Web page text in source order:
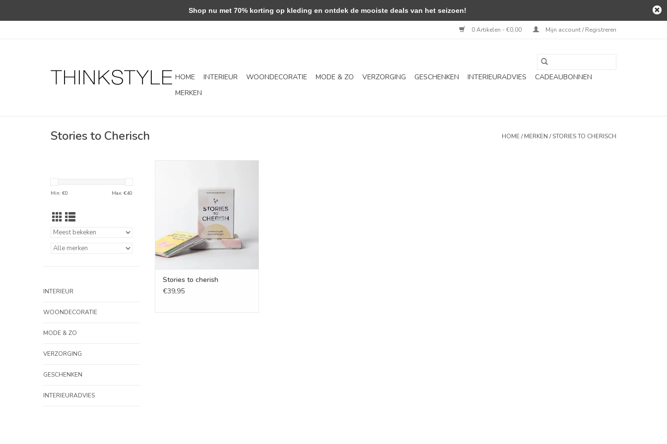
0 Artikelen - €0,00 Mijn account / Registreren
HOME INTERIEUR WOONDECORATIE MODE & ZO VERZORGING GESCHENKEN INTERIEURADVIES
CADEAUBONNEN
MERKEN
Stories to Cherisch HOME/MERKEN /STORIES TO CHERISCH
Min: €0 Max: €40
INTERIEUR
WOONDECORATIE
MODE & ZO
VERZORGING
GESCHENKEN
INTERIEURADVIES
Stories to cherish
€39,95
Shop nu met 70% korting op kleding en ontdek de mooiste deals van het seizoen!